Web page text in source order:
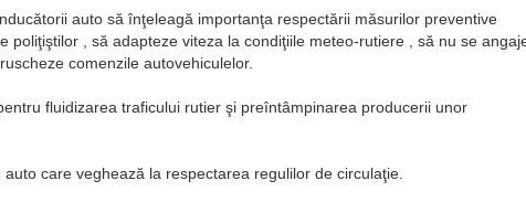
auto să înţeleagă importanţa respectării măsurilor preventive
poliţiştilor , să adapteze viteza la condiţiile meteo-rutiere , să nu se
comenzile autovehiculelor.
fluidizarea traficului rutier şi preîntâmpinarea producerii unor
care veghează la respectarea regulilor de circulaţie.